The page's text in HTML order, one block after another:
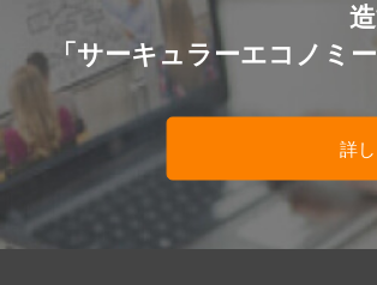
「サーキュラーエコノミ
詳